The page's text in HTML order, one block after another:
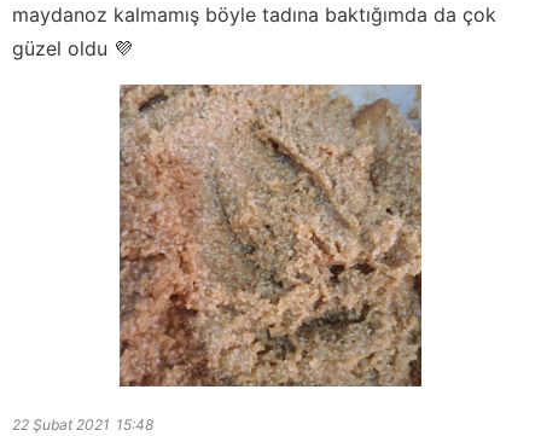
maydanoz kalmamış böyle tadına baktığımda da çok
güzel oldu 💜
22 Şubat 2021 15:48